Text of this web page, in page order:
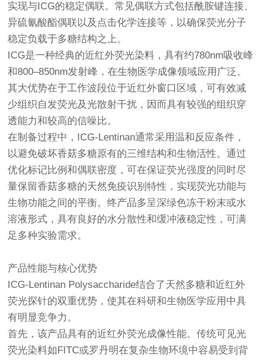
实现与ICG的稳定偶联。常见偶联方式包括酰胺键连接、
异硫氰酸酯偶联以及点击化学连接等，以确保荧光分子
稳定负载于多糖结构之上。
ICG是一种经典的近红外荧光染料，具有约780nm吸收峰
和800–850nm发射峰，在生物医学成像领域应用广泛。
其大优势在于工作波段位于近红外窗口区域，可有效减
少组织自发荧光及光散射干扰，因而具有较强的组织穿
透能力和较高的信噪比。
在制备过程中，ICG-Lentinan通常采用温和反应条件，
以避免破坏香菇多糖原有的三维结构和生物活性。通过
优化标记比例和偶联密度，可在保证荧光强度的同时尽
量保留香菇多糖的天然免疫识别特性，实现荧光功能与
生物功能之间的平衡。终产品多呈深绿色冻干粉末或水
溶液形式，具有良好的水分散性和缓冲液稳定性，可满
足多种实验需求。
产品性能与核心优势
ICG-Lentinan Polysaccharide结合了天然多糖和近红外
荧光探针的双重优势，使其在科研和生物医学应用中具
有明显竞争力。
首先，该产品具有的近红外荧光成像性能。传统可见光
荧光染料如FITC或罗丹明在复杂生物环境中容易受到背